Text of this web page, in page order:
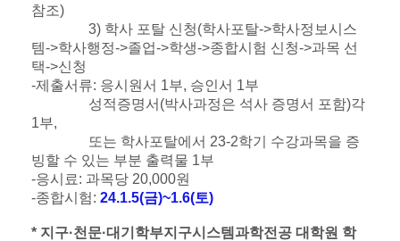
참조)
3) 학사 포탈 신청(학사포탈->학사정보시스
템->학사행정->졸업->학생->종합시험 신청->과목 선
택->신청
-제출서류: 응시원서 1부, 승인서 1부
성적증명서(박사과정은 석사 증명서 포함)각
1부,
또는 학사포탈에서 23-2학기 수강과목을 증
빙할 수 있는 부분 출력물 1부
-응시료: 과목당 20,000원
-종합시험: 24.1.5(금)~1.6(토)
* 지구·천문·대기학부지구시스템과학전공 대학원 학